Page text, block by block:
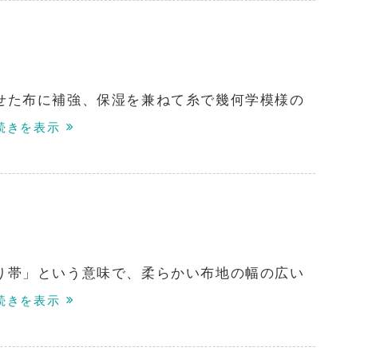
た布に補強、保湿を兼ねて糸で幾何学模様の
きを表示
帯」という意味で、柔らかい布地の幅の広い
きを表示